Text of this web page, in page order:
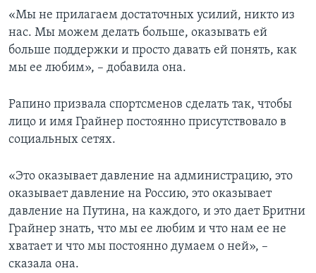
«Мы не прилагаем достаточных усилий, никто из
нас. Мы можем делать больше, оказывать ей
больше поддержки и просто давать ей понять, как
мы ее любим», – добавила она.
Рапино призвала спортсменов сделать так, чтобы
лицо и имя Грайнер постоянно присутствовало в
социальных сетях.
«Это оказывает давление на администрацию, это
оказывает давление на Россию, это оказывает
давление на Путина, на каждого, и это дает Бритни
Грайнер знать, что мы ее любим и что нам ее не
хватает и что мы постоянно думаем о ней», –
сказала она.